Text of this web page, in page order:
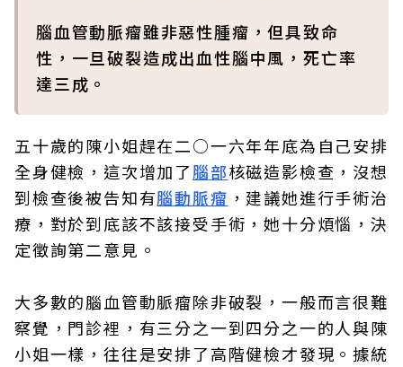
腦血管動脈瘤雖非惡性腫瘤，但具致命
性，一旦破裂造成出血性腦中風，死亡率
達三成。
五十歲的陳小姐趕在二○一六年年底為自己安排
全身健檢，這次增加了腦部核磁造影檢查，沒想
到檢查後被告知有腦動脈瘤 ，建議她進行手術治
療，對於到底該不該接受手術，她十分煩惱，決
定徵詢第二意見。
大多數的腦血管動脈瘤除非破裂，一般而言很難
察覺，門診裡，有三分之一到四分之一的人與陳
小姐一樣，往往是安排了高階健檢才發現。據統